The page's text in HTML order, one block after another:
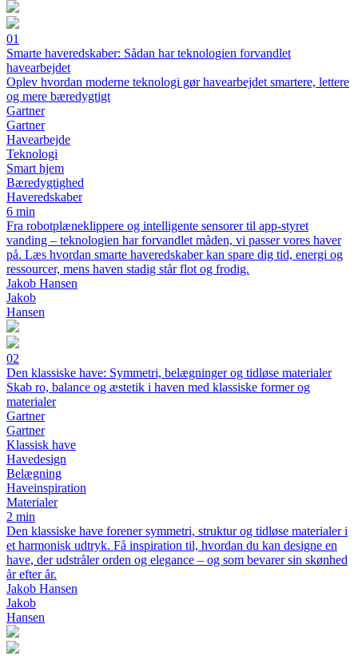
01
Smarte haveredskaber: Sådan har teknologien forvandlet
havearbejdet
Oplev hvordan moderne teknologi gør havearbejdet smartere, lettere
og mere bæredygtigt
Gartner
Gartner
Havearbejde
Teknologi
Smart hjem
Bæredygtighed
Haveredskaber
6 min
Fra robotplæneklippere og intelligente sensorer til app-styret
vanding – teknologien har forvandlet måden, vi passer vores haver
på. Læs hvordan smarte haveredskaber kan spare dig tid, energi og
ressourcer, mens haven stadig står flot og frodig.
Jakob Hansen
Jakob
Hansen
02
Den klassiske have: Symmetri, belægninger og tidløse materialer
Skab ro, balance og æstetik i haven med klassiske former og
materialer
Gartner
Gartner
Klassisk have
Havedesign
Belægning
Haveinspiration
Materialer
2 min
Den klassiske have forener symmetri, struktur og tidløse materialer i
et harmonisk udtryk. Få inspiration til, hvordan du kan designe en
have, der udstråler orden og elegance – og som bevarer sin skønhed
år efter år.
Jakob Hansen
Jakob
Hansen